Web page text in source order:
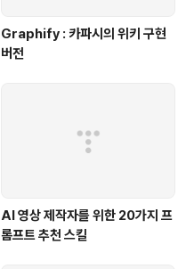
Graphify : 카파시의 위키 구현
버전
AI 영상 제작자를 위한 20가지 프
롬프트 추천 스킬